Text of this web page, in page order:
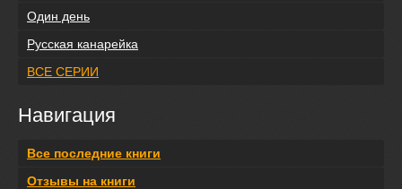
Один день
Русская канарейка
ВСЕ СЕРИИ
Навигация
Все последние книги
Отзывы на книги